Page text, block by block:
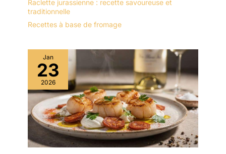
Raclette jurassienne : recette savoureuse et
traditionnelle
Recettes à base de fromage
Jan
23
2026